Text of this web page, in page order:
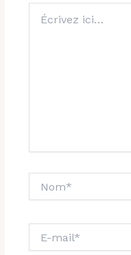
ici…
mail*